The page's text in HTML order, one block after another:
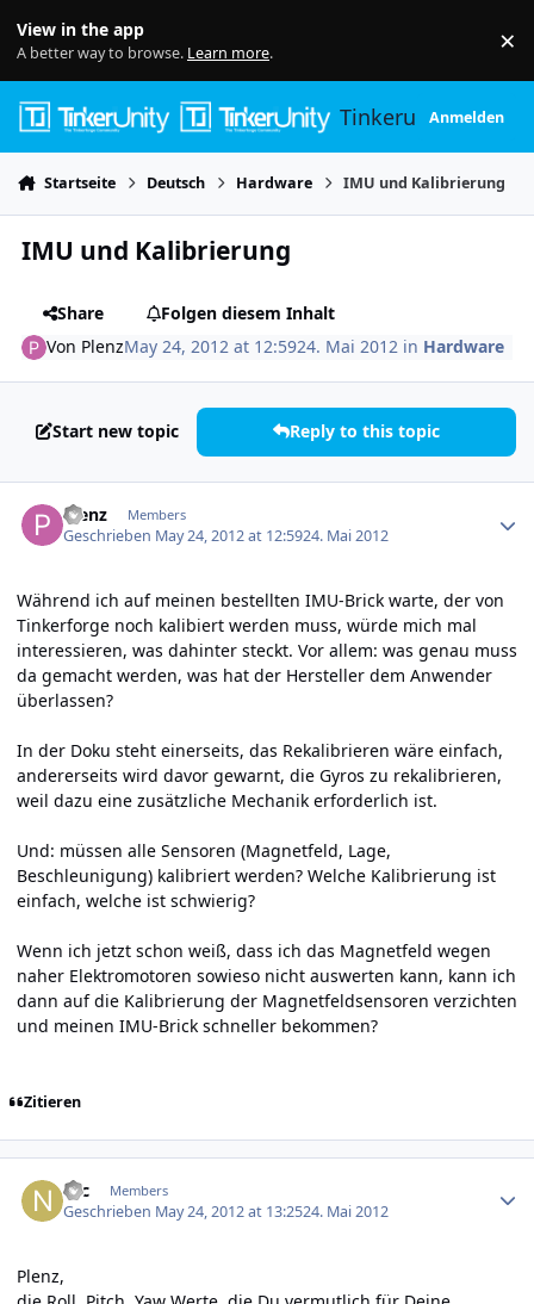
View in the app
A better way to browse. Learn more. ×
TinkerunityAnmelden
Startseite Deutsch Hardware IMU und Kalibrierung
IMU und Kalibrierung
Share
Folgen diesem Inhalt
Von PlenzMay 24, 2012 at 12:5924. Mai 2012 in Hardware
Start new topic Reply to this topic
Plenz Members
Geschrieben May 24, 2012 at 12:5924. Mai 2012
Während ich auf meinen bestellten IMU-Brick warte, der von
Tinkerforge noch kalibiert werden muss, würde mich mal
interessieren, was dahinter steckt. Vor allem: was genau muss
da gemacht werden, was hat der Hersteller dem Anwender
überlassen?
In der Doku steht einerseits, das Rekalibrieren wäre einfach,
andererseits wird davor gewarnt, die Gyros zu rekalibrieren,
weil dazu eine zusätzliche Mechanik erforderlich ist.
Und: müssen alle Sensoren (Magnetfeld, Lage,
Beschleunigung) kalibriert werden? Welche Kalibrierung ist
einfach, welche ist schwierig?
Wenn ich jetzt schon weiß, dass ich das Magnetfeld wegen
naher Elektromotoren sowieso nicht auswerten kann, kann ich
dann auf die Kalibrierung der Magnetfeldsensoren verzichten
und meinen IMU-Brick schneller bekommen?
Zitieren
Nic Members
Geschrieben May 24, 2012 at 13:2524. Mai 2012
Plenz,